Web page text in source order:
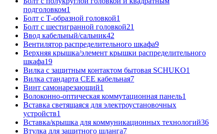
подголовком1
Болт с Т-образной головкой1
Болт с шестигранной головкой21
Ввод кабельный/сальник42
Вентилятор распределительного шкафа9
Верхняя крышка/элемент крышки распределительного
шкафа19
Вилка с защитным контактом бытовая SCHUKO1
Вилка стандарта CEE кабельная7
Винт самонарезающий1
Волоконно-оптическая коммутационная панель1
Вставка светящаяся для электроустановочных
устройств1
Вставка/крышка для коммуникационных технологий36
Втулка для защитного шланга7